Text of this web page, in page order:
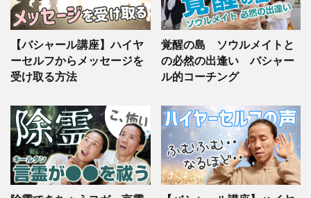
【バシャール講座】ハイヤ
ーセルフからメッセージを
受け取る方法
覚醒の島 ソウルメイトと
の必然の出逢い バシャー
ル的コーチング